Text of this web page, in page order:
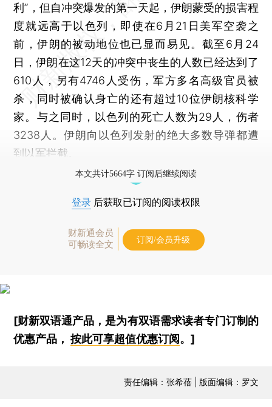
利”，但自冲突爆发的第一天起，伊朗蒙受的损害程
度就远高于以色列，即使在6月21日美军空袭之
前，伊朗的被动地位也已显而易见。截至6月24
日，伊朗在这12天的冲突中丧生的人数已经达到了
610人，另有4746人受伤，军方多名高级官员被
杀，同时被确认身亡的还有超过10位伊朗核科学
家。与之同时，以色列的死亡人数为29人，伤者
3238人。伊朗向以色列发射的绝大多数导弹都遭
到以军拦截。
本文共计5664字 订阅后继续阅读
登录 后获取已订阅的阅读权限
财新通会员
可畅读全文
订阅/会员升级
[财新双语通产品，是为有双语需求读者专门订制的
优惠产品，按此可享超值优惠订阅 。]
责任编辑：张希蓓 | 版面编辑：罗文